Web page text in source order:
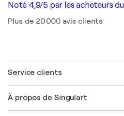
Noté 4,9/5 par les acheteurs
Plus de 20 000 avis clients
Service clients
Expédition
À propos de Singulart